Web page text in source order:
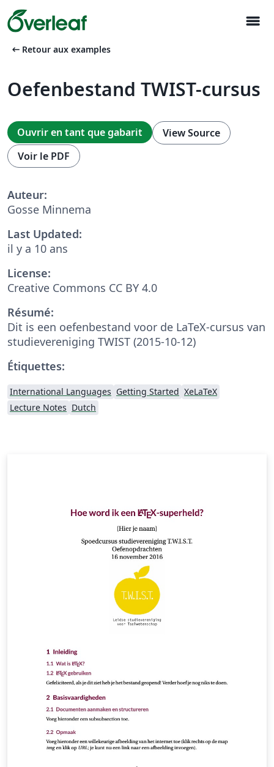
menu
arrow_left_alt Retour aux examples
Oefenbestand TWIST-cursus
Ouvrir en tant que gabarit
View Source
Voir le PDF
Auteur:
Gosse Minnema
Last Updated:
il y a 10 ans
License:
Creative Commons CC BY 4.0
Résumé:
Dit is een oefenbestand voor de LaTeX-cursus van
studievereniging TWIST (2015-10-12)
Étiquettes:
International Languages Getting Started XeLaTeX
Lecture Notes Dutch